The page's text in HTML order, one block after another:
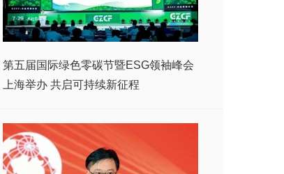
第五届国际绿色零碳节暨ESG领袖峰会
上海举办 共启可持续新征程